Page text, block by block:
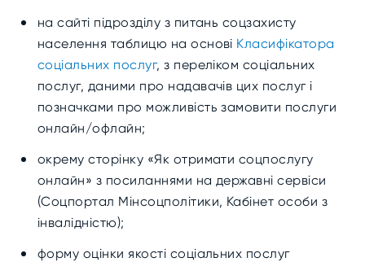
на сайті підрозділу з питань соцзахисту
населення таблицю на основі Класифікатора
соціальних послуг, з переліком соціальних
послуг, даними про надавачів цих послуг і
позначками про можливість замовити послуги
онлайн/офлайн;
окрему сторінку «Як отримати соцпослугу
онлайн» з посиланнями на державні сервіси
(Соцпортал Мінсоцполітики, Кабінет особи з
інвалідністю);
форму оцінки якості соціальних послуг